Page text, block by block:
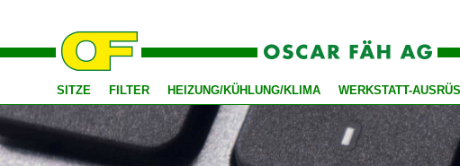
SITZE FILTER HEIZUNG/KÜHLUNG/KLIMA WERKSTATT-